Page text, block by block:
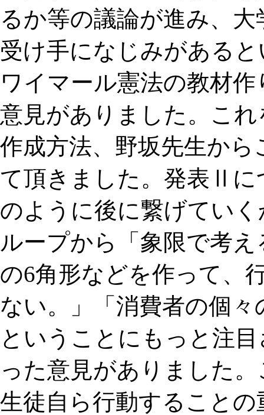
るか等の議論が進み、
受け手になじみがある
ワイマール憲法の教材
意見がありました。こ
作成方法、野坂先生か
て頂きました。発表Ⅱに
のように後に繋げてい
ループから「象限で考
の6角形などを作って、
ない。」「消費者の個
ということにもっと注
った意見がありました
生徒自ら行動すること